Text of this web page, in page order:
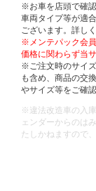
※お車を店頭で確
車両タイプ等が適
ございます。詳し
※メンテパック会
価格に関わらず当
※ご注文時のサイ
も含め、商品の交
やサイズ等をご確
※違法改造車の入
ェンダーからのは
たしかねますので